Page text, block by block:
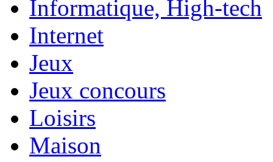
Informatique, High-tech
Internet
Jeux
Jeux concours
Loisirs
Maison